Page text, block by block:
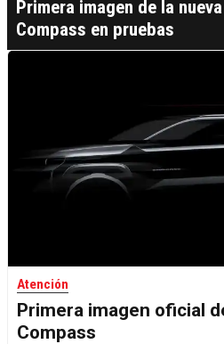
Primera imagen de la
Compass en pruebas
Atención
Primera imagen oficial
Compass